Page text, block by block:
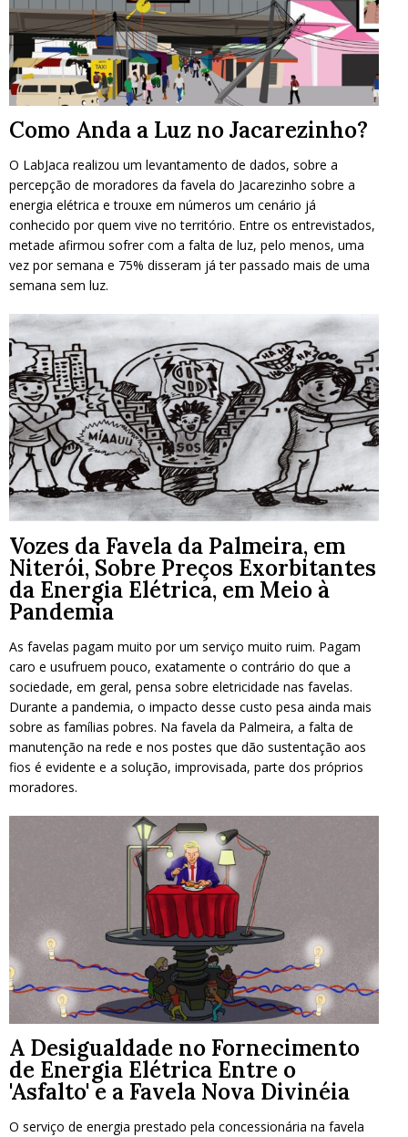
Como Anda a Luz no Jacarezinho?
O LabJaca realizou um levantamento de dados, sobre a
percepção de moradores da favela do Jacarezinho sobre a
energia elétrica e trouxe em números um cenário já
conhecido por quem vive no território. Entre os entrevistados,
metade afirmou sofrer com a falta de luz, pelo menos, uma
vez por semana e 75% disseram já ter passado mais de uma
semana sem luz.
Vozes da Favela da Palmeira, em
Niterói, Sobre Preços Exorbitantes
da Energia Elétrica, em Meio à
Pandemia
As favelas pagam muito por um serviço muito ruim. Pagam
caro e usufruem pouco, exatamente o contrário do que a
sociedade, em geral, pensa sobre eletricidade nas favelas.
Durante a pandemia, o impacto desse custo pesa ainda mais
sobre as famílias pobres. Na favela da Palmeira, a falta de
manutenção na rede e nos postes que dão sustentação aos
fios é evidente e a solução, improvisada, parte dos próprios
moradores.
A Desigualdade no Fornecimento
de Energia Elétrica Entre o
'Asfalto' e a Favela Nova Divinéia
O serviço de energia prestado pela concessionária na favela